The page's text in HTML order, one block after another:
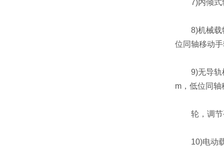
7)内倾式转
8)机械载物
位同轴移动
9)无导轨机
m，低位同轴
轮，调节手
10)电动载